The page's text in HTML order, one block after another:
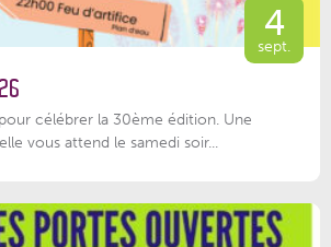
4
sept.
célébrer la 30ème édition. Une
vous attend le samedi soir...